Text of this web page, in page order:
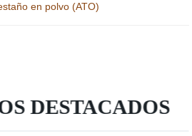
en polvo (ATO)
DESTACADOS